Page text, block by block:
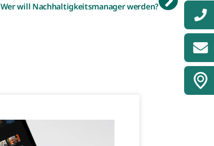
Wer will Nachhaltigkeitsmanager werden?